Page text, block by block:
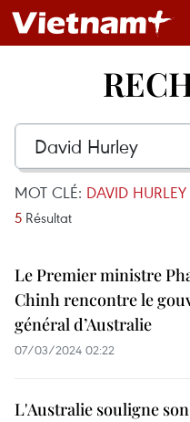
MOT CLÉ: DAVID HURLEY
5 Résultat
Le Premier ministre
Chinh rencontre le
général d’Australie
07/03/2024 02:22
L'Australie souligne